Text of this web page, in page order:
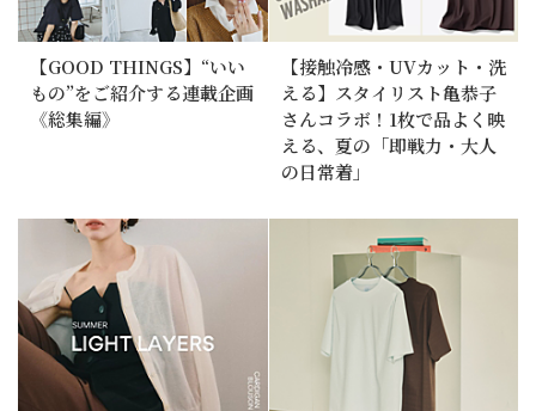
【GOOD THINGS】“いい
もの”をご紹介する連載企画
《総集編》
【接触冷感・UVカット・洗
える】スタイリスト亀恭子
さんコラボ！1枚で品よく映
える、夏の「即戦力・大人
の日常着」